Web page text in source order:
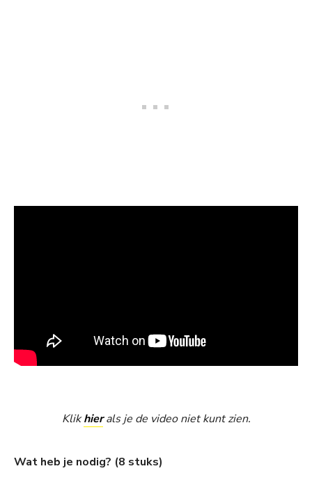
Klikhierals je de video niet kunt zien.
Wat heb je nodig? (8 stuks)